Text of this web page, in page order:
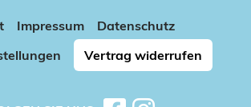
Impressum
Datenschutz
Vertrag widerrufen